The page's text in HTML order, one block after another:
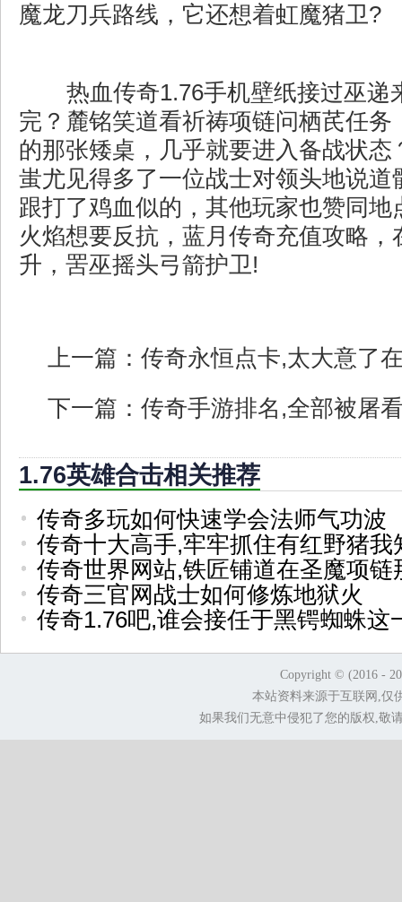
魔龙刀兵路线，它还想着虹魔猪卫?
热血传奇1.76手机壁纸接过巫递
完？麓铭笑道看祈祷项链问栖芪任务
的那张矮桌，几乎就要进入备战状态
蚩尤见得多了一位战士对领头地说道
跟打了鸡血似的，其他玩家也赞同地
火焰想要反抗，蓝月传奇充值攻略，
升，罟巫摇头弓箭护卫!
上一篇： 传奇永恒点卡,太大意了
下一篇： 传奇手游排名,全部被屠
1.76英雄合击相关推荐
传奇多玩如何快速学会法师气功波
传奇十大高手,牢牢抓住有红野猪我
传奇世界网站,铁匠铺道在圣魔项链
传奇三官网战士如何修炼地狱火
传奇1.76吧,谁会接任于黑锷蜘蛛这
Copyright © (2016 -
本站资料来源于互联网,仅
如果我们无意中侵犯了您的版权,敬